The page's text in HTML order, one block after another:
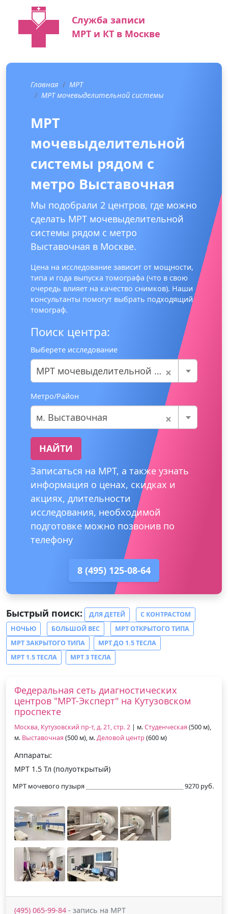
Служба записи
МРТ и КТ в Москве
Главная
МРТ
МРТ мочевыделительной системы
МРТ
мочевыделительной
системы рядом с
метро Выставочная
Мы подобрали 2 центров, где можно
сделать МРТ мочевыделительной
системы рядом с метро
Выставочная в Москве.
Цена на исследование зависит от мощности,
типа и года выпуска томографа (что в свою
очередь влияет на качество снимков). Наши
консультанты помогут выбрать подходящий
томограф.
Поиск центра:
Выберете исследование
×
МРТ мочевыделительной системы
Метро/Район
×
м. Выставочная
НАЙТИ
Записаться на МРТ, а также узнать
информация о ценах, скидках и
акциях, длительности
исследования, необходимой
подготовке можно позвонив по
телефону
8 (495) 125-08-64
Быстрый поиск: ДЛЯ ДЕТЕЙ
С КОНТРАСТОМ
НОЧЬЮ
БОЛЬШОЙ ВЕС
МРТ ОТКРЫТОГО ТИПА
МРТ ЗАКРЫТОГО ТИПА
МРТ ДО 1.5 ТЕСЛА
МРТ 1.5 ТЕСЛА
МРТ 3 ТЕСЛА
Федеральная сеть диагностических
центров "МРТ-Эксперт" на Кутузовском
проспекте
Москва, Кутузовский пр-т, д. 21, стр. 2 | м.Студенческая (500 м),
м. Выставочная (500 м), м.Деловой центр (600 м)
Аппараты:
МРТ 1.5 Тл (полуоткрытый)
МРТ мочевого пузыря 9270 руб.
(495) 065-99-84 - запись на МРТ